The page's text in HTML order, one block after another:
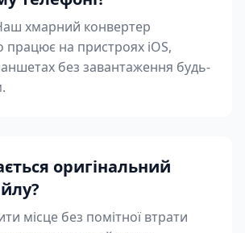
хмарний конвертер
працює на пристроях iOS,
без завантаження будь-
оригінальний
місце без помітної втрати